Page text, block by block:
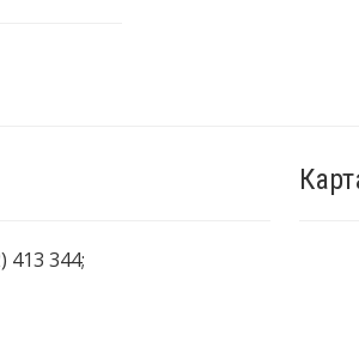
413 344;